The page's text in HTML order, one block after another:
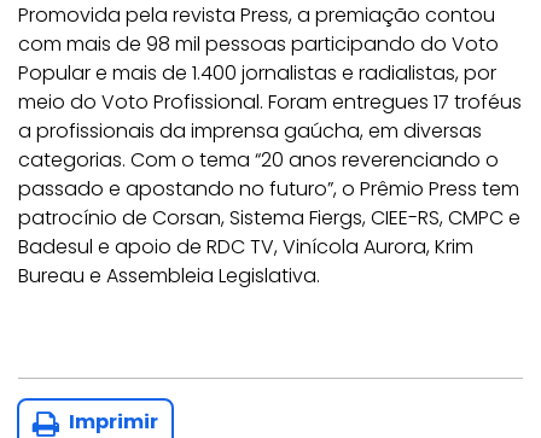
Promovida pela revista Press, a premiação contou
com mais de 98 mil pessoas participando do Voto
Popular e mais de 1.400 jornalistas e radialistas, por
meio do Voto Profissional. Foram entregues 17 troféus
a profissionais da imprensa gaúcha, em diversas
categorias. Com o tema “20 anos reverenciando o
passado e apostando no futuro”, o Prêmio Press tem
patrocínio de Corsan, Sistema Fiergs, CIEE-RS, CMPC e
Badesul e apoio de RDC TV, Vinícola Aurora, Krim
Bureau e Assembleia Legislativa.
Imprimir